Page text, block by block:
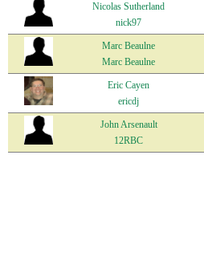
Nicolas Sutherland
nick97
Marc Beaulne
Marc Beaulne
Eric Cayen
ericdj
John Arsenault
12RBC